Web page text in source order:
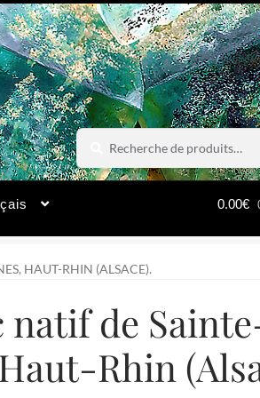
Recherche
pour :
Recherche
0.00€
HAUT-RHIN (ALSACE).
natif de
Rhin